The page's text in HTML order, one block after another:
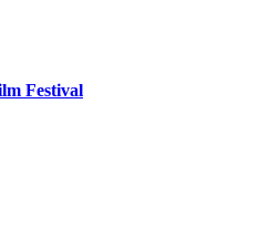
Festival